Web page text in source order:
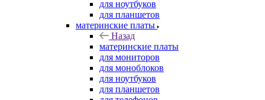
для ноутбуков
для планшетов
материнские платы
Назад
материнские платы
для мониторов
для моноблоков
для ноутбуков
для планшетов